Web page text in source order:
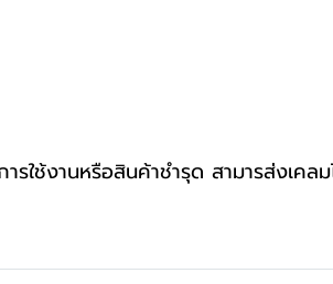
ช้งานหรือสินค้าชำรุด สามารส่งเคล